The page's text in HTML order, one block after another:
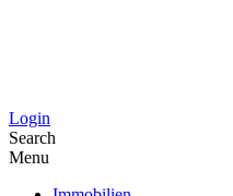
Login
Search
Menu